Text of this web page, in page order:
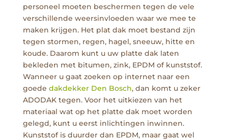
personeel moeten beschermen tegen de vele
verschillende weersinvloeden waar we mee te
maken krijgen. Het plat dak moet bestand zijn
tegen stormen, regen, hagel, sneeuw, hitte en
koude. Daarom kunt u uw platte dak laten
bekleden met bitumen, zink, EPDM of kunststof.
Wanneer u gaat zoeken op internet naar een
goede dakdekker Den Bosch, dan komt u zeker
ADODAK tegen. Voor het uitkiezen van het
materiaal wat op het platte dak moet worden
gelegd, kunt u eerst inlichtingen inwinnen.
Kunststof is duurder dan EPDM, maar gaat wel